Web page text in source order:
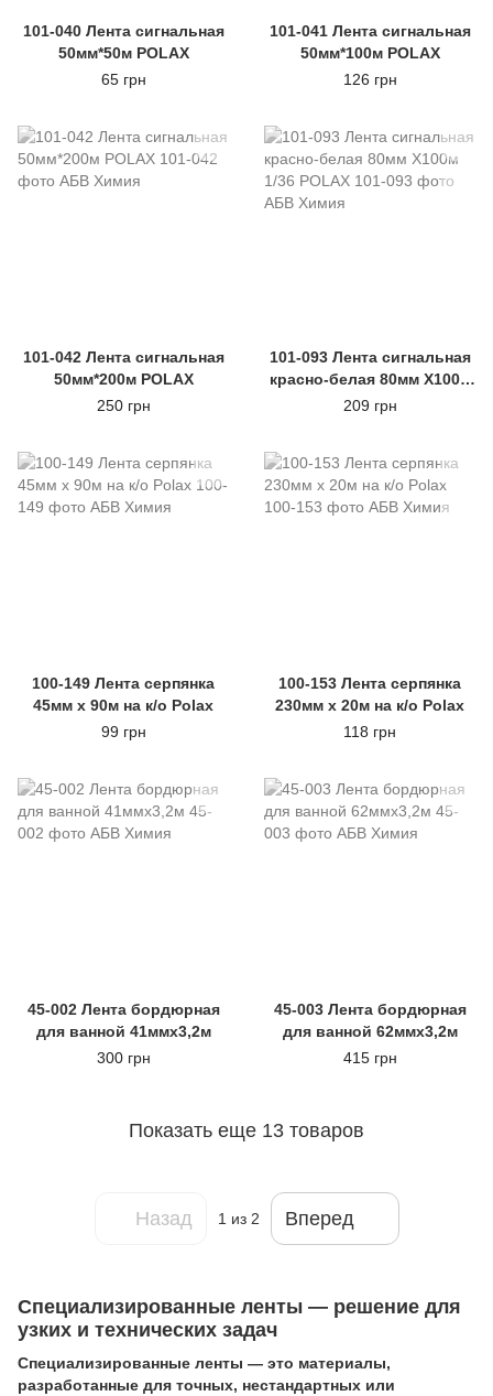
101-040 Лента сигнальная
50мм*50м POLAX
65 грн
101-041 Лента сигнальная
50мм*100м POLAX
126 грн
101-042 Лента сигнальная
50мм*200м POLAX
250 грн
101-093 Лента сигнальная
красно-белая 80мм Х100м
1/36 POLAX
209 грн
100-149 Лента серпянка
45мм х 90м на к/о Polax
99 грн
100-153 Лента серпянка
230мм х 20м на к/о Polax
118 грн
45-002 Лента бордюрная
для ванной 41ммх3,2м
300 грн
45-003 Лента бордюрная
для ванной 62ммх3,2м
415 грн
Показать еще 13 товаров
Назад 1 из 2 Вперед
Специализированные ленты — решение для
узких и технических задач
Специализированные ленты — это материалы,
разработанные для точных, нестандартных или